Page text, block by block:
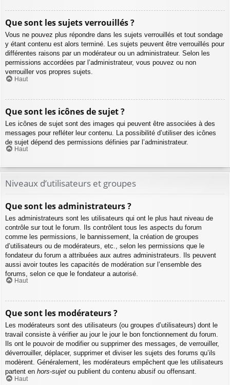
Que sont les sujets verrouillés ?
Vous ne pouvez plus répondre dans les sujets verrouillés et tout sondage
y étant contenu est alors terminé. Les sujets peuvent être verrouillés pour
différentes raisons par un modérateur ou un administrateur. Selon les
permissions accordées par l’administrateur, vous pouvez ou non
verrouiller vos propres sujets.
Haut
Que sont les icônes de sujet ?
Les icônes de sujet sont des images qui peuvent être associées à des
messages pour refléter leur contenu. La possibilité d’utiliser des icônes
de sujet dépend des permissions définies par l’administrateur.
Haut
Niveaux d’utilisateurs et groupes
Que sont les administrateurs ?
Les administrateurs sont les utilisateurs qui ont le plus haut niveau de
contrôle sur tout le forum. Ils contrôlent tous les aspects du forum
comme les permissions, le bannissement, la création de groupes
d’utilisateurs ou de modérateurs, etc., selon les permissions que le
fondateur du forum a attribuées aux autres administrateurs. Ils peuvent
aussi avoir toutes les capacités de modération sur l’ensemble des
forums, selon ce que le fondateur a autorisé.
Haut
Que sont les modérateurs ?
Les modérateurs sont des utilisateurs (ou groupes d’utilisateurs) dont le
travail consiste à vérifier au jour le jour le bon fonctionnement du forum.
Ils ont le pouvoir de modifier ou supprimer des messages, de verrouiller,
déverrouiller, déplacer, supprimer et diviser les sujets des forums qu’ils
modèrent. Généralement, les modérateurs empêchent que les utilisateurs
partent en hors-sujet ou publient du contenu abusif ou offensant.
Haut